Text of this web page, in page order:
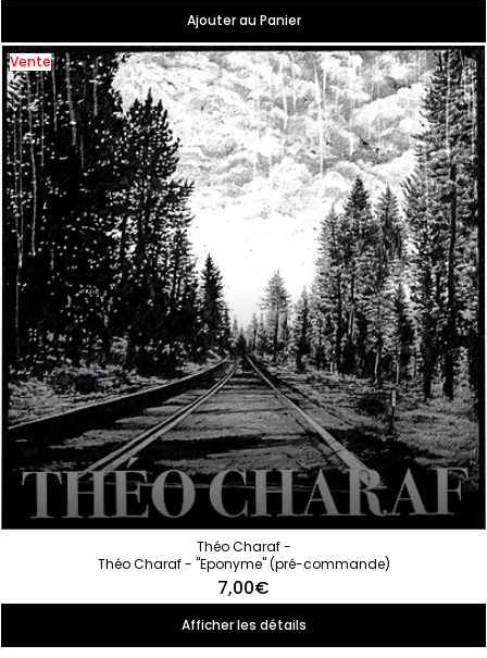
Ajouter au Panier
Vente
Théo Charaf -
Théo Charaf - "Eponyme" (pré-commande)
7,00€
Afficher les détails